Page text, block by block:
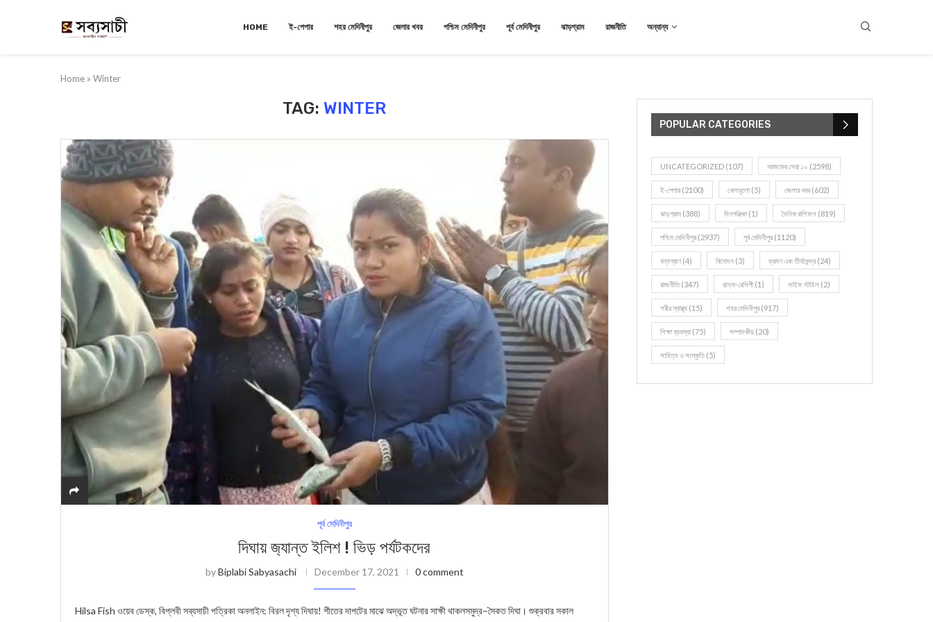
HOME ই-পেপার শহর মেদিনীপুর জেলার খবর পশ্চিম মেদিনীপুর পূর্ব মেদিনীপুর ঝাড়গ্রাম রাজনীতি অন্যান্য
Home » Winter
TAG: WINTER
পূর্ব মেদিনীপুর
দিঘায় জ‍্যান্ত ইলিশ ! ভিড় পর্যটকদের
byBiplabi Sabyasachi December 17, 2021 0 comment
Hilsa Fish ওয়েব ডেস্ক, বিপ্লবী সব্যসাচী পত্রিকা অনলাইন: বিরল দৃশ্য দিঘায়! শীতের দাপটের মাঝে অদ্ভূত ঘটনার সাক্ষী থাকলসমুদ্র–সৈকত দিঘা। শুক্রবার সকাল
POPULAR CATEGORIES
UNCATEGORIZED (107) আজকের সেরা ১০ (2598)
ই-পেপার (2100) খেলাধূলো (5) জেলার খবর (602)
ঝাড়গ্রাম (388) দিনপঞ্জিকা (1) দৈনিক রাশিফল (819)
পশ্চিম মেদিনীপুর (2937) পূর্ব মেদিনীপুর (1120)
বন্যপ্রাণ (4) বিনোদন (3) ভ্রমণ এবং তীর্থকেন্দ্র (24)
রাজনীতি(347) রান্না-রেসিপী (1) লাইফ স্টাইল (2)
শরীর স্বাস্থ্য (15) শহর মেদিনীপুর (917)
শিক্ষা ব্যবস্থা (75) সম্পাদকীয় (20)
সাহিত্য ও সংস্কৃতি(5)